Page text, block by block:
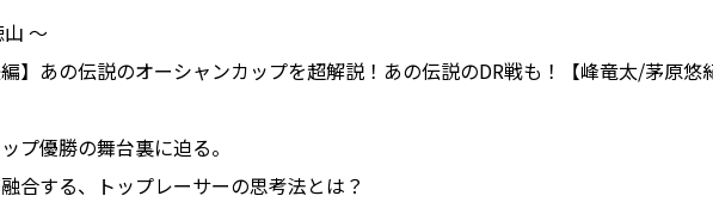
〜
編】あの伝説のオーシャンカップを超解説！あの伝説のDR戦も！【峰竜太/茅原悠
プ優勝の舞台裏に迫る。
合する、トップレーサーの思考法とは？